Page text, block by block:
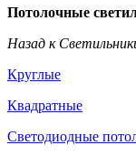
Потолочные
Назад к
Круглые
Квадратные
Светодиодные